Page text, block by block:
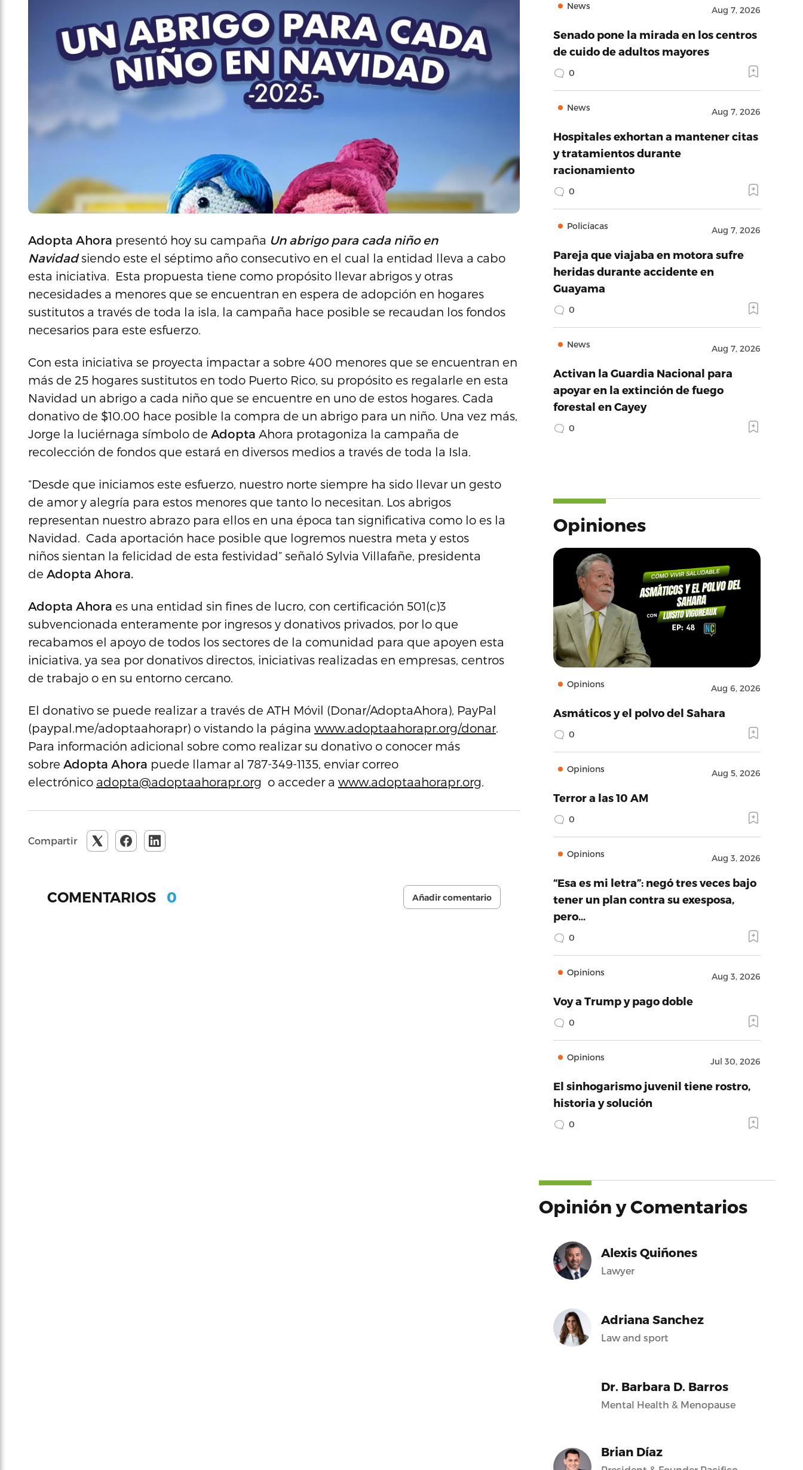
Adopta Ahora presentó hoy su campaña Un abrigo para cada niño en
Navidadsiendo este el séptimo año consecutivo en el cual la entidad lleva a cabo
esta iniciativa. Esta propuesta tiene como propósito llevar abrigos y otras
necesidades a menores que se encuentran en espera de adopción en hogares
sustitutos a través de toda la isla, la campaña hace posible se recaudan los fondos
necesarios para este esfuerzo.
Con esta iniciativa se proyecta impactar a sobre 400 menores que se encuentran en
más de 25 hogares sustitutos en todo Puerto Rico, su propósito es regalarle en esta
Navidad un abrigo a cada niño que se encuentre en uno de estos hogares. Cada
donativo de $10.00 hace posible la compra de un abrigo para un niño. Una vez más,
Jorge la luciérnaga símbolo de Adopta Ahora protagoniza la campaña de
recolección de fondos que estará en diversos medios a través de toda la Isla.
“Desde que iniciamos este esfuerzo, nuestro norte siempre ha sido llevar un gesto
de amor y alegría para estos menores que tanto lo necesitan. Los abrigos
representan nuestro abrazo para ellos en una época tan significativa como lo es la
Navidad. Cada aportación hace posible que logremos nuestra meta y estos
niños sientan la felicidad de esta festividad” señaló Sylvia Villafañe, presidenta
de Adopta Ahora.
Adopta Ahora es una entidad sin fines de lucro, con certificación 501(c)3
subvencionada enteramente por ingresos y donativos privados, por lo que
recabamos el apoyo de todos los sectores de la comunidad para que apoyen esta
iniciativa, ya sea por donativos directos, iniciativas realizadas en empresas, centros
de trabajo o en su entorno cercano.
El donativo se puede realizar a través de ATH Móvil (Donar/AdoptaAhora), PayPal
(paypal.me/adoptaahorapr) o vistando la página www.adoptaahorapr.org/donar.
Para información adicional sobre como realizar su donativo o conocer más
sobre Adopta Ahora puede llamar al 787-349-1135, enviar correo
electrónico adopta@adoptaahorapr.org o acceder a www.adoptaahorapr.org.
Compartir
COMENTARIOS 0 Añadir comentario
News Aug 7, 2026
Senado pone la mirada en los centros
de cuido de adultos mayores
0
News Aug 7, 2026
Hospitales exhortan a mantener citas
y tratamientos durante
racionamiento
0
Policíacas Aug 7, 2026
Pareja que viajaba en motora sufre
heridas durante accidente en
Guayama
0
News Aug 7, 2026
Activan la Guardia Nacional para
apoyar en la extinción de fuego
forestal en Cayey
0
Opiniones
Opinions Aug 6, 2026
Asmáticos y el polvo del Sahara
0
Opinions Aug 5, 2026
Terror a las 10 AM
0
Opinions Aug 3, 2026
“Esa es mi letra”: negó tres veces bajo
tener un plan contra su exesposa,
pero…
0
Opinions Aug 3, 2026
Voy a Trump y pago doble
0
Opinions Jul 30, 2026
El sinhogarismo juvenil tiene rostro,
historia y solución
0
Opinión y Comentarios
Alexis Quiñones
Lawyer
Adriana Sanchez
Law and sport
Dr. Barbara D. Barros
Mental Health & Menopause
Brian Díaz